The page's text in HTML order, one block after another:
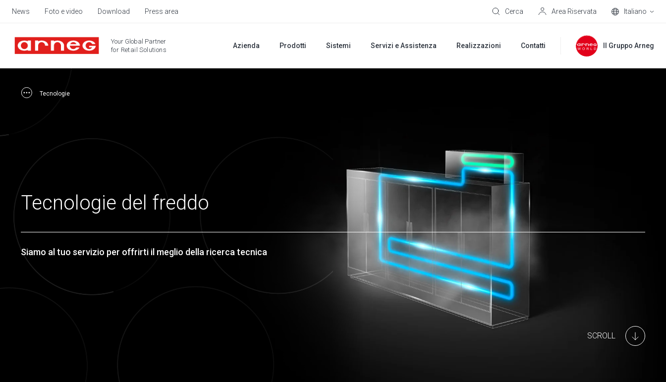
News Foto e video Download Press area Cerca Area Riservata Italiano
Your Global Partner
for Retail Solutions
Azienda Prodotti Sistemi Servizi e Assistenza Realizzazioni Contatti Il Gruppo Arneg
Tecnologie
Tecnologie del freddo
Siamo al tuo servizio per offrirti il meglio della ricerca tecnica
SCROLL